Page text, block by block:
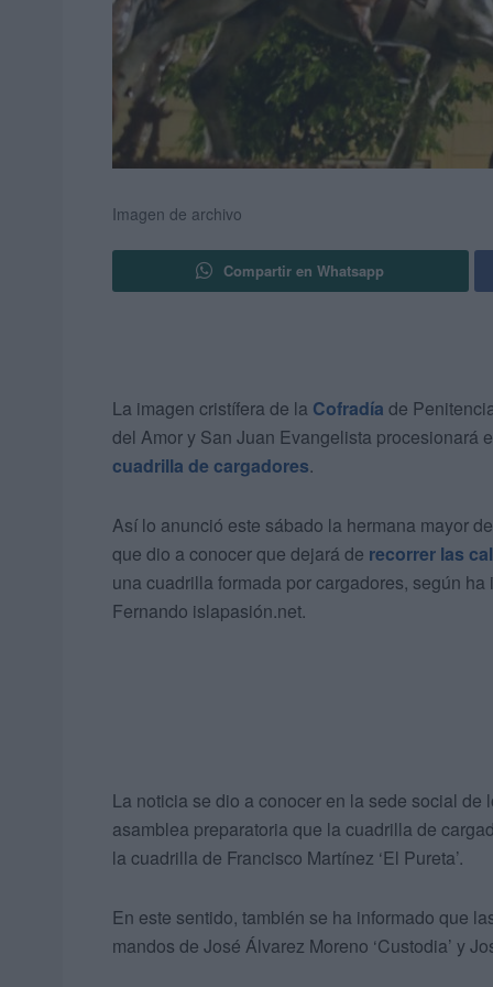
Imagen de archivo
Compartir en Whatsapp
La imagen cristífera de la Cofradía de
del Amor y San Juan Evangelista procesionará
cuadrilla de cargadores.
Así lo anunció este sábado la hermana mayor
que dio a conocer que dejará de recorrer las
una cuadrilla formada por cargadores, según
Fernando islapasión.net.
La noticia se dio a conocer en la sede social
asamblea preparatoria que la cuadrilla de
la cuadrilla de Francisco Martínez ‘El Pureta’.
En este sentido, también se ha informado que
mandos de José Álvarez Moreno ‘Custodia’ y